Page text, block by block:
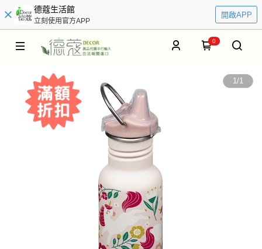
德蔻生活館
立刻使用官方APP
開啟APP
0
1/1